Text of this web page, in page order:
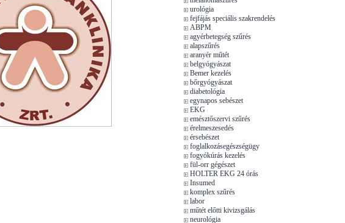
urológia
fejfájás speciális szakrendelés
ABPM
agyérbetegség szűrés
alapszűrés
aranyér műtét
belgyógyászat
Bemer kezelés
bőrgyógyászat
diabetológia
egynapos sebészet
EKG
emésztőszervi szűrés
érelmeszesedés
érsebészet
foglalkozásegészségügy
fogyókúrás kezelés
fül-orr gégészet
HOLTER EKG 24 órás
Insumed
komplex szűrés
labor
műtét előtti kivizsgálás
neurológia